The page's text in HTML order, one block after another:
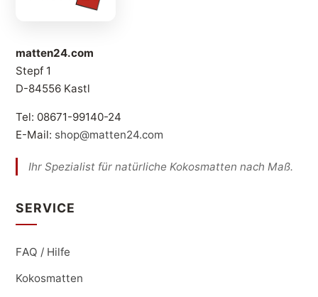
matten24.com
Stepf 1
D-84556 Kastl
Tel: 08671-99140-24
E-Mail: shop@matten24.com
Ihr Spezialist für natürliche Kokosmatten nach Maß.
SERVICE
FAQ / Hilfe
Kokosmatten